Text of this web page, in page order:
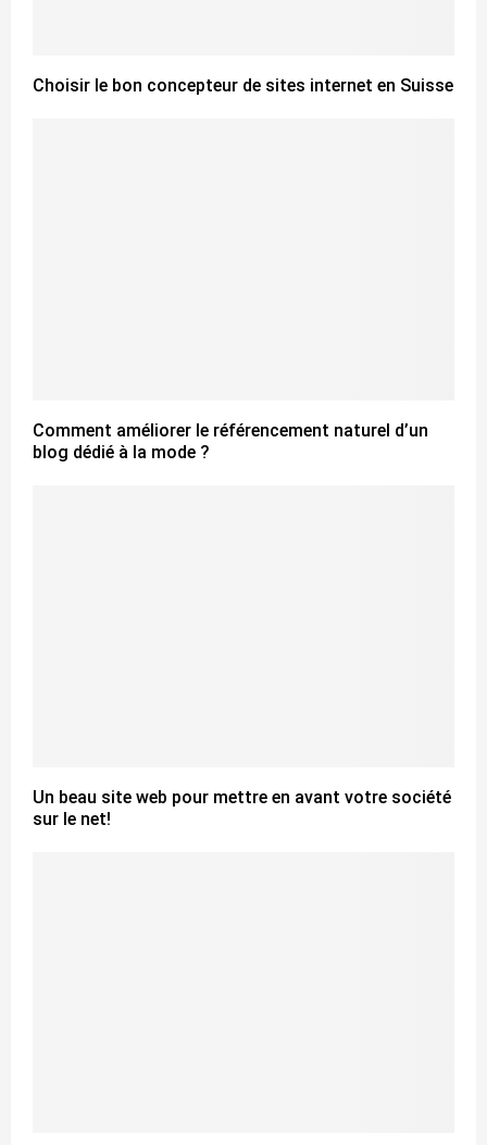
Choisir le bon concepteur de sites internet en Suisse
Comment améliorer le référencement naturel d’un
blog dédié à la mode ?
Un beau site web pour mettre en avant votre société
sur le net!